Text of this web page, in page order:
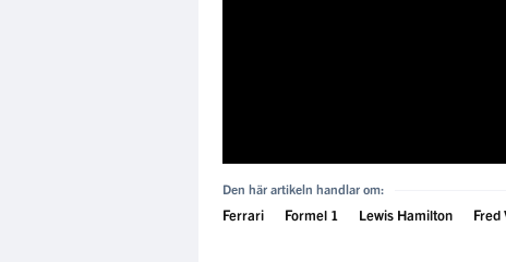
Den här artikeln handlar om:
Ferrari Formel 1 Lewis Hamilton Fred